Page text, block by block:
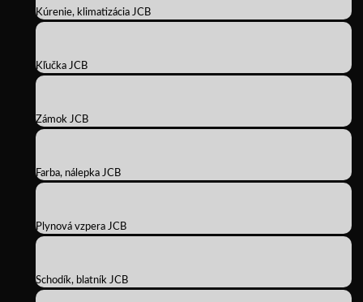
Kúrenie, klimatizácia JCB
Kľučka JCB
Zámok JCB
Farba, nálepka JCB
Plynová vzpera JCB
Schodík, blatník JCB